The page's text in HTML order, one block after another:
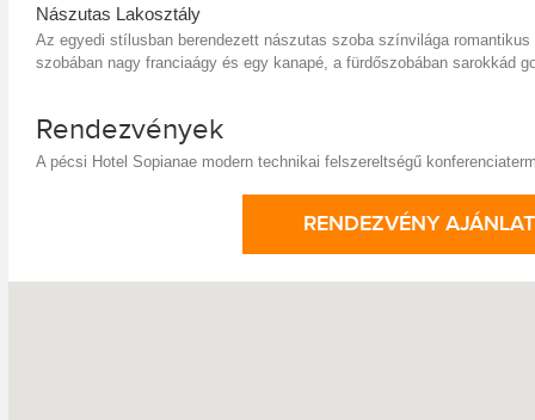
Nászutas Lakosztály
Az egyedi stílusban berendezett nászutas szoba színvilága
szobában nagy franciaágy és egy kanapé, a fürdőszobában sarokkád
Rendezvények
A pécsi Hotel Sopianae modern technikai felszereltségű
RENDEZVÉNY